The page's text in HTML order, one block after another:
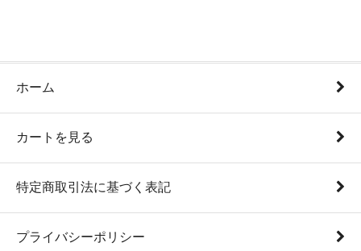
ホーム
カートを見る
特定商取引法に基づく表記
プライバシーポリシー